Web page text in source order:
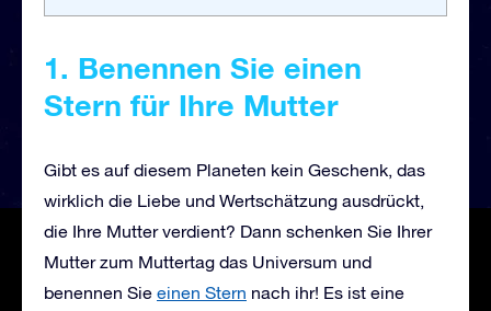
1. Benennen Sie einen
Stern für Ihre Mutter
Gibt es auf diesem Planeten kein Geschenk, das
wirklich die Liebe und Wertschätzung ausdrückt,
die Ihre Mutter verdient? Dann schenken Sie Ihrer
Mutter zum Muttertag das Universum und
benennen Sie einen Stern nach ihr! Es ist eine